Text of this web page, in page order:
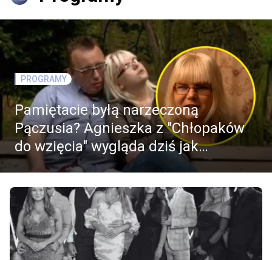
PROGRAMY
Pamiętacie byłą narzeczoną
Pączusia? Agnieszka z "Chłopaków
do wzięcia" wygląda dziś jak
modelka